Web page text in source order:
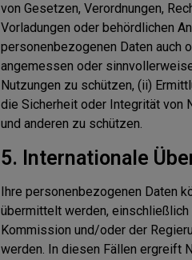
von Gesetzen, Verordnungen,
Vorladungen oder behördlichen
personenbezogenen Daten auch
angemessen oder
Nutzungen zu schützen, (ii)
die Sicherheit oder Integrität von
und anderen zu schützen.
5. Internationale
Ihre personenbezogenen Daten
übermittelt werden,
Kommission und/oder der
werden. In diesen Fällen ergreift